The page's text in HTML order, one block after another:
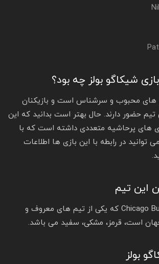
شیکاگو بولز چه بود؟
های محبوب و سرشناس است و بازیکنان
حضور دارند. حال بهتر است بدانید که این
های پرحاشیه متعددی داشته است که با
توانید در رابطه با این بازی ها اطلاعات
این تیم
رنگ پیراهن تیم Chicago Bulls که یکی از تیم های معروف و
است، قرمز، مشکی، سفید می باشد.
بولز